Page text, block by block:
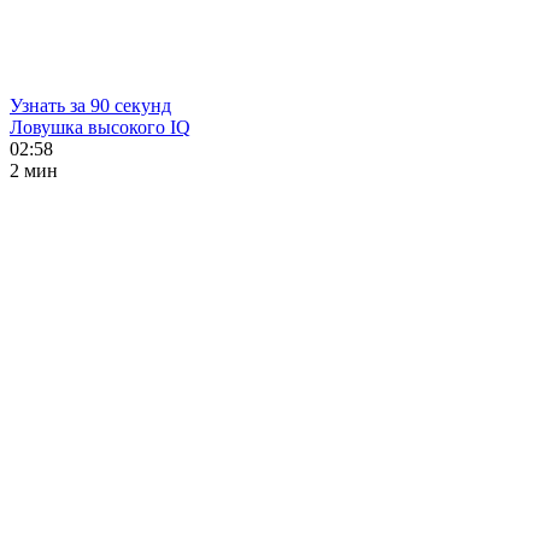
Узнать за 90 секунд
Ловушка высокого IQ
02:58
2 мин